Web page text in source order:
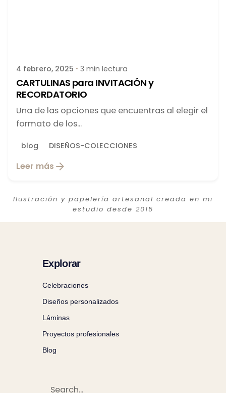
4 febrero, 2025 3 min lectura
CARTULINAS para INVITACIÓN y
RECORDATORIO
Una de las opciones que encuentras al elegir el
formato de los...
blog DISEÑOS-COLECCIONES
Leer más
Ilustración y papelería artesanal creada en mi
estudio desde 2015
Explorar
Celebraciones
Diseños personalizados
Láminas
Proyectos profesionales
Blog